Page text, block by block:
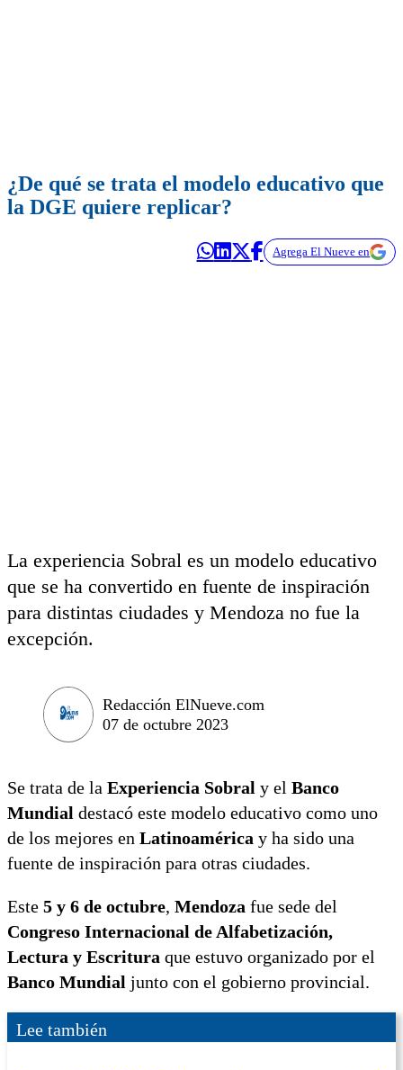
¿De qué se trata el modelo educativo que
la DGE quiere replicar?
Agrega El Nueve en
La experiencia Sobral es un modelo educativo
que se ha convertido en fuente de inspiración
para distintas ciudades y Mendoza no fue la
excepción.
Redacción ElNueve.com
07 de octubre 2023
Se trata de la Experiencia Sobral y el Banco
Mundial destacó este modelo educativo como uno
de los mejores en Latinoamérica y ha sido una
fuente de inspiración para otras ciudades.
Este 5 y 6 de octubre, Mendoza fue sede del
Congreso Internacional de Alfabetización,
Lectura y Escritura que estuvo organizado por el
Banco Mundial junto con el gobierno provincial.
Lee también